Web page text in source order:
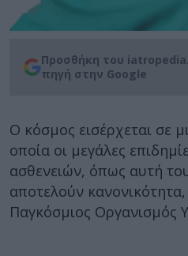
Προσθήκη του
πηγή στην Google
Ο κόσμος εισέρχεται σε
οποία οι μεγάλες
ασθενειών, όπως αυτή
αποτελούν
Παγκόσμιος Οργανισμός